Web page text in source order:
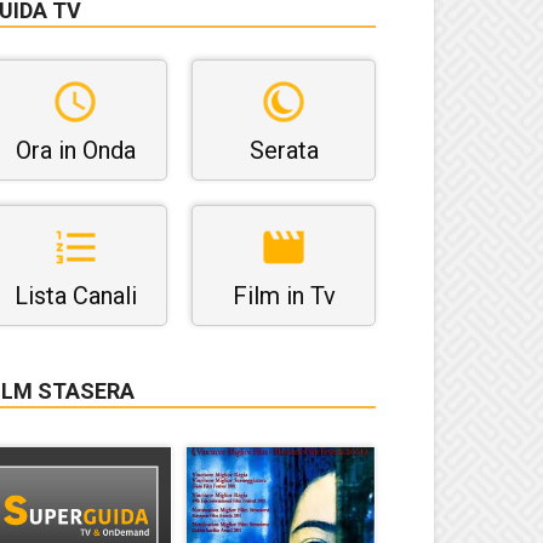
TV
Ora in Onda Serata
Lista Canali Film in Tv
STASERA